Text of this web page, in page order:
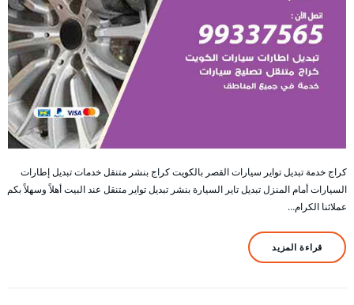
كراج خدمة تبديل تواير سيارات القصر بالكويت كراج بنشر متنقل خدمات تبديل إطارات
السيارات أمام المنزل تبديل تاير السيارة بنشر تبديل تواير متنقل عند البيت أهلاً وسهلاً بكم
عملائنا الكرام…
قراءة المزيد